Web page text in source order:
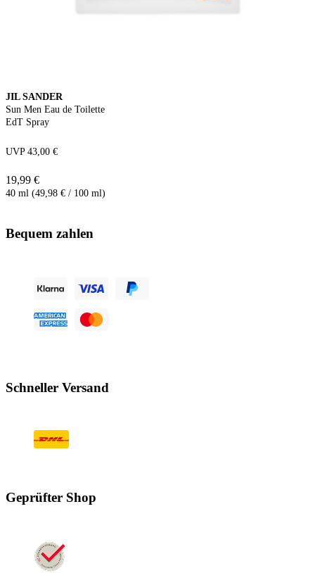
JIL SANDER
Sun Men Eau de Toilette
EdT Spray
UVP 43,00 €
19,99 €
40 ml (49,98 € / 100 ml)
Bequem zahlen
Schneller Versand
Geprüfter Shop